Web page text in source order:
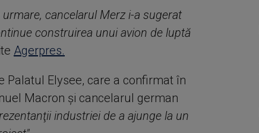
cancelarul Merz i-a sugerat
construirea unui avion de luptă
Agerpres.
Palatul Elysee, care a confirmat în
Macron şi cancelarul german
industriei de a ajunge la un